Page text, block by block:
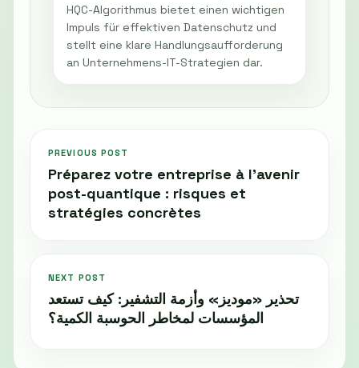
HQC-Algorithmus bietet einen wichtigen
Impuls für effektiven Datenschutz und
stellt eine klare Handlungsaufforderung
an Unternehmens-IT-Strategien dar.
PREVIOUS POST
Préparez votre entreprise à l’avenir
post-quantique : risques et
stratégies concrètes
NEXT POST
تحذير «موديز» وأزمة التشفير: كيف تستعد
المؤسسات لمخاطر الحوسبة الكمية؟